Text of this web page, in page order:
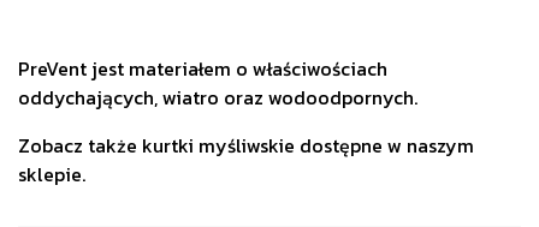
PreVent jest materiałem o właściwościach
oddychających, wiatro oraz wodoodpornych.
Zobacz także kurtki myśliwskie dostępne w naszym
sklepie.